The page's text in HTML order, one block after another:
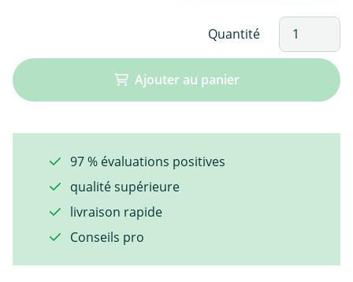
Quantité
Ajouter au panier
97 % évaluations positives
qualité supérieure
livraison rapide
Conseils pro